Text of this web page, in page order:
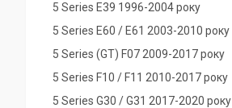
5 Series E39 1996-2004 року
5 Series E60 / E61 2003-2010 року
5 Series (GT) F07 2009-2017 року
5 Series F10 / F11 2010-2017 року
5 Series G30 / G31 2017-2020 року